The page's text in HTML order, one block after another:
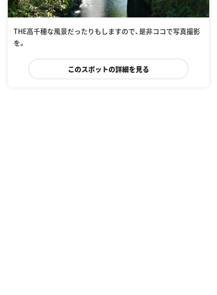
THE高千穂な風景だったりもしますので、是非ココで写真撮影
を。
このスポットの詳細を見る